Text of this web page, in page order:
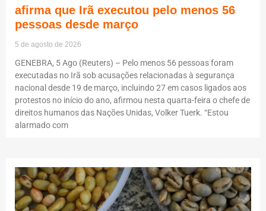
afirma que Irã executou pelo menos 56
pessoas desde março
5 de agosto de 2026
GENEBRA, 5 Ago (Reuters) – Pelo menos 56 pessoas foram
executadas no Irã sob acusações relacionadas à segurança
nacional desde 19 de março, incluindo 27 em casos ligados aos
protestos no início do ano, afirmou nesta quarta-feira o chefe de
direitos humanos das Nações Unidas, Volker Tuerk. “Estou
alarmado com